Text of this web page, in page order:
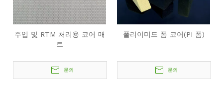
주입 및 RTM 처리용 코어 매
트
문의
폴리이미드 폼 코어(PI 폼)
문의